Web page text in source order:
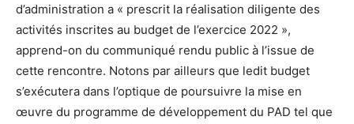
d’administration a « prescrit la réalisation diligente des
activités inscrites au budget de l’exercice 2022 »,
apprend-on du communiqué rendu public à l’issue de
cette rencontre. Notons par ailleurs que ledit budget
s’exécutera dans l’optique de poursuivre la mise en
œuvre du programme de développement du PAD tel que